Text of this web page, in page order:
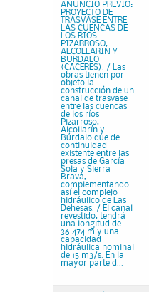
ANUNCIO PREVIO:
PROYECTO DE
TRASVASE ENTRE
LAS CUENCAS DE
LOS RIOS
PIZARROSO,
ALCOLLARIN Y
BURDALO
(CACERES). / Las
obras tienen por
objeto la
construcción de un
canal de trasvase
entre las cuencas
de los ríos
Pizarroso,
Alcollarín y
Búrdalo que de
continuidad
existente entre las
presas de García
Sola y Sierra
Brava,
complementando
así el complejo
hidráulico de Las
Dehesas. / El canal
revestido, tendrá
una longitud de
36.474 m y una
capacidad
hidráulica nominal
de 15 m3/s. En la
mayor parte d...